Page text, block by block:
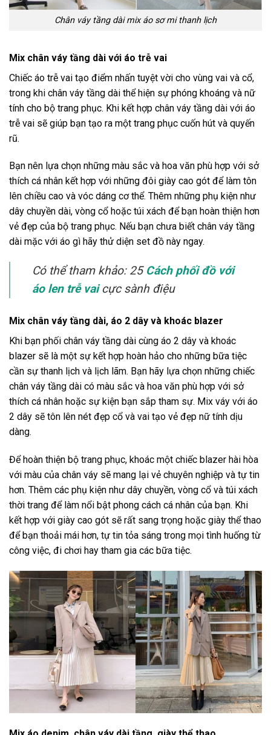
Chân váy tầng dài mix áo sơ mi thanh lịch
Mix chân váy tầng dài với áo trễ vai
Chiếc áo trễ vai tạo điểm nhấn tuyệt vời cho vùng vai và cổ,
trong khi chân váy tầng dài thể hiện sự phóng khoáng và nữ
tính cho bộ trang phục. Khi kết hợp chân váy tầng dài với áo
trễ vai sẽ giúp bạn tạo ra một trang phục cuốn hút và quyến
rũ.
Bạn nên lựa chọn những màu sắc và hoa văn phù hợp với sở
thích cá nhân kết hợp với những đôi giày cao gót để làm tôn
lên chiều cao và vóc dáng cơ thể. Thêm những phụ kiện như
dây chuyền dài, vòng cổ hoặc túi xách để bạn hoàn thiện hơn
vẻ đẹp của bộ trang phục. Nếu bạn chưa biết chân váy tầng
dài mặc với áo gì hãy thử diện set đồ này ngay.
Có thể tham khảo: 25 Cách phối đồ với
áo len trễ vaicực sành điệu
Mix chân váy tầng dài, áo 2 dây và khoác blazer
Khi bạn phối chân váy tầng dài cùng áo 2 dây và khoác
blazer sẽ là một sự kết hợp hoàn hảo cho những bữa tiệc
cần sự thanh lịch và lịch lãm. Bạn hãy lựa chọn những chiếc
chân váy tầng dài có màu sắc và hoa văn phù hợp với sở
thích cá nhân hoặc sự kiện bạn sắp tham sự. Mix váy với áo
2 dây sẽ tôn lên nét đẹp cổ và vai tạo vẻ đẹp nữ tính dịu
dàng.
Để hoàn thiện bộ trang phục, khoác một chiếc blazer hài hòa
với màu của chân váy sẽ mang lại vẻ chuyên nghiệp và tự tin
hơn. Thêm các phụ kiện như dây chuyền, vòng cổ và túi xách
thời trang để làm nổi bật phong cách cá nhân của bạn. Khi
kết hợp với giày cao gót sẽ rất sang trọng hoặc giày thể thao
để bạn thoải mái hơn, tự tin tỏa sáng trong mọi tình huống từ
công việc, đi chơi hay tham gia các bữa tiệc.